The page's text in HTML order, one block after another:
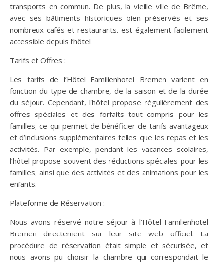
transports en commun. De plus, la vieille ville de Brême,
avec ses bâtiments historiques bien préservés et ses
nombreux cafés et restaurants, est également facilement
accessible depuis l’hôtel.
Tarifs et Offres :
Les tarifs de l’Hôtel Familienhotel Bremen varient en
fonction du type de chambre, de la saison et de la durée
du séjour. Cependant, l’hôtel propose régulièrement des
offres spéciales et des forfaits tout compris pour les
familles, ce qui permet de bénéficier de tarifs avantageux
et d’inclusions supplémentaires telles que les repas et les
activités. Par exemple, pendant les vacances scolaires,
l’hôtel propose souvent des réductions spéciales pour les
familles, ainsi que des activités et des animations pour les
enfants.
Plateforme de Réservation :
Nous avons réservé notre séjour à l’Hôtel Familienhotel
Bremen directement sur leur site web officiel. La
procédure de réservation était simple et sécurisée, et
nous avons pu choisir la chambre qui correspondait le